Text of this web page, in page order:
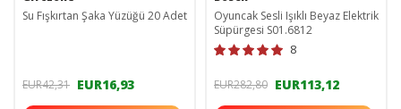
Su Fışkırtan Şaka Yüzüğü 20 Adet
EUR42,31 EUR16,93
Oyuncak Sesli Işıklı Beyaz Elektrik
Süpürgesi S01.6812
8
EUR282,80 EUR113,12